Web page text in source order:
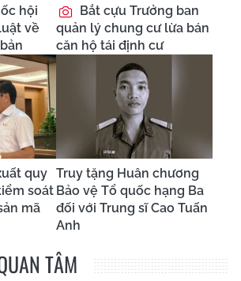
hội
về
Bắt cựu Trưởng ban
quản lý chung cư lừa bán
căn hộ tái định cư
quy
soát
mã
Truy tặng Huân chương
Bảo vệ Tổ quốc hạng Ba
đối với Trung sĩ Cao Tuấn
Anh
TÂM